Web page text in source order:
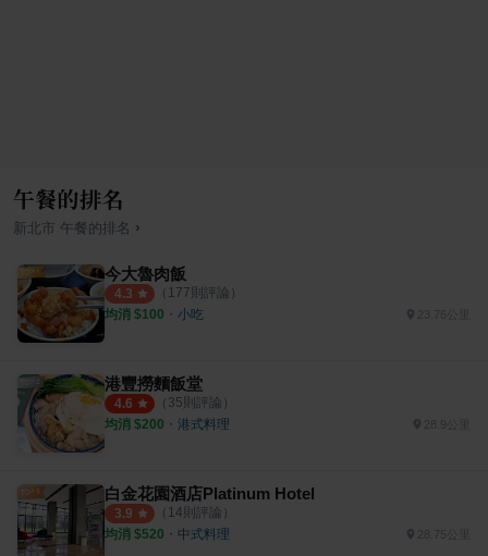
午餐的排名
新北市 午餐的排名 ›
今大魯肉飯
4.3 （ 177則評論）
均消 $100 ・ 小吃
港豐撈麵飯堂
4.6 （ 35則評論）
均消 $200 ・ 港式料理
白金花園酒店Platinum Hotel
3.9 （ 14則評論）
均消 $520 ・ 中式料理 28.75公里